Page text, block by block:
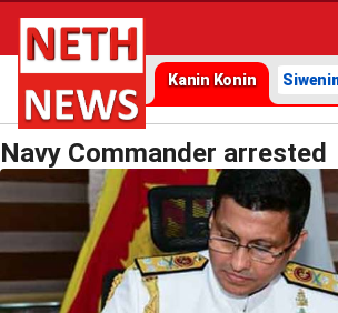
Kanin Konin
Navy Commander arrested